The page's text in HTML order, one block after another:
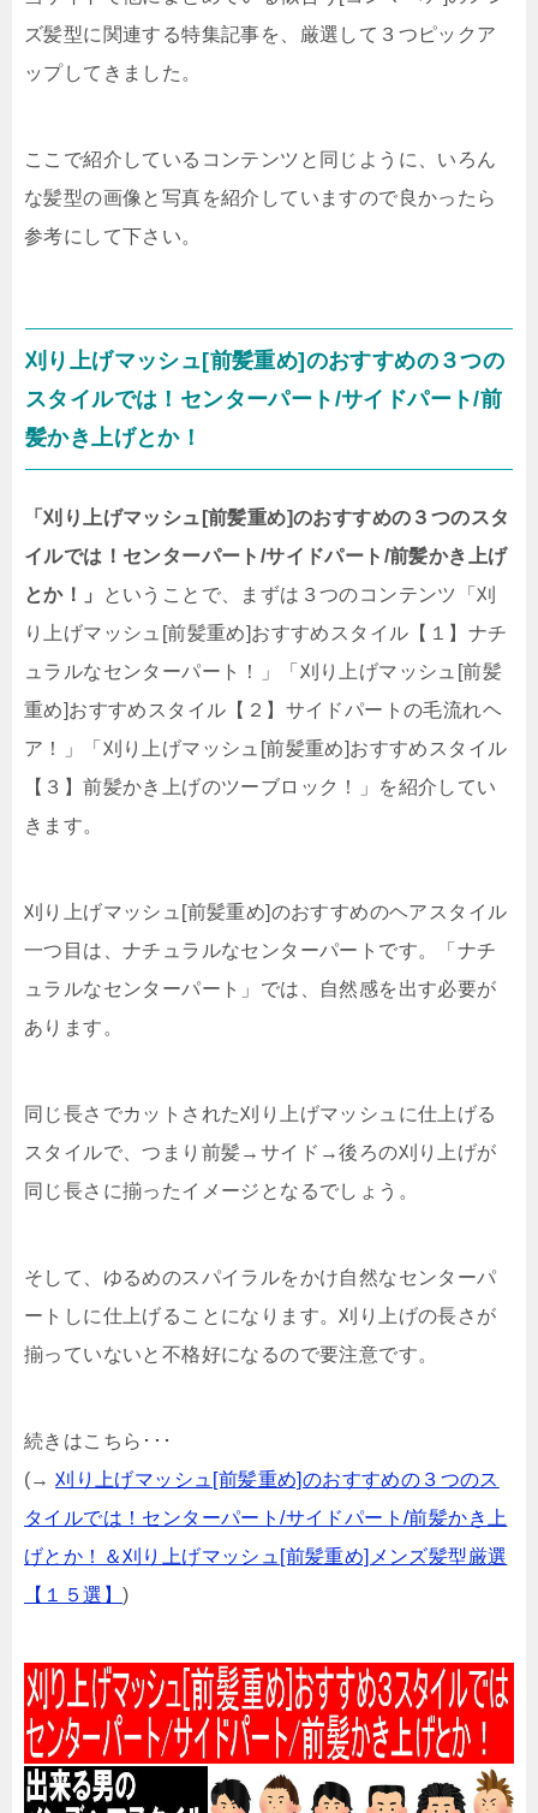
ズ髪型に関連する特集記事を、厳選して３つピックア
ップしてきました。
ここで紹介しているコンテンツと同じように、いろん
な髪型の画像と写真を紹介していますので良かったら
参考にして下さい。
刈り上げマッシュ[前髪重め]のおすすめの３つの
スタイルでは！センターパート/サイドパート/前
髪かき上げとか！
「刈り上げマッシュ[前髪重め]のおすすめの３つのスタ
イルでは！センターパート/サイドパート/前髪かき上げ
とか！」
ということで、まずは３つのコンテンツ「刈
り上げマッシュ[前髪重め]おすすめスタイル【１】ナチ
ュラルなセンターパート！」「刈り上げマッシュ[前髪
重め]おすすめスタイル【２】サイドパートの毛流れヘ
ア！」「刈り上げマッシュ[前髪重め]おすすめスタイル
【３】前髪かき上げのツーブロック！」を紹介してい
きます。
刈り上げマッシュ[前髪重め]のおすすめのヘアスタイル
一つ目は、ナチュラルなセンターパートです。「ナチ
ュラルなセンターパート」では、自然感を出す必要が
あります。
同じ長さでカットされた刈り上げマッシュに仕上げる
スタイルで、つまり前髪→サイド→後ろの刈り上げが
同じ長さに揃ったイメージとなるでしょう。
そして、ゆるめのスパイラルをかけ自然なセンターパ
ートしに仕上げることになります。刈り上げの長さが
揃っていないと不格好になるので要注意です。
続きはこちら･･･
(→刈り上げマッシュ[前髪重め]のおすすめの３つのス
タイルでは！センターパート/サイドパート/前髪かき上
げとか！＆刈り上げマッシュ[前髪重め]メンズ髪型厳選
【１５選】 )